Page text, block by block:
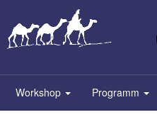
main
content
Workshop Programm